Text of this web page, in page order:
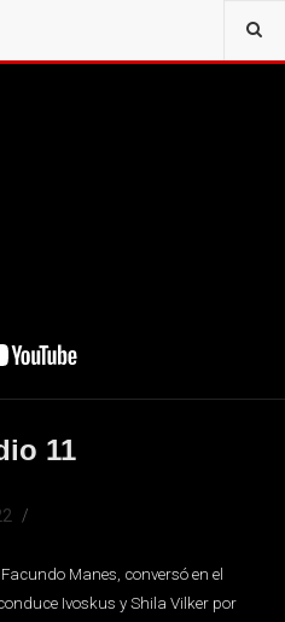
11
Manes, conversó en el
Ivoskus y Shila Vilker por